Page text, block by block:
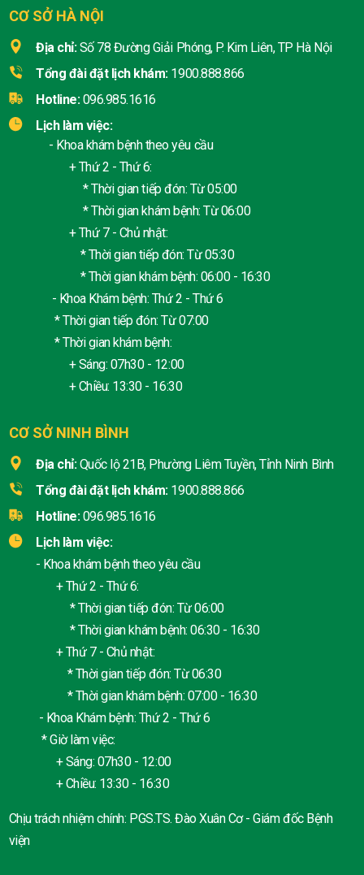
CƠ SỞ HÀ NỘI
Địa chỉ: Số 78 Đường Giải Phóng, P. Kim Liên, TP Hà Nội
Tổng đài đặt lịch khám: 1900.888.866
Hotline: 096.985.1616
Lịch làm việc:
- Khoa khám bệnh theo yêu cầu
+ Thứ 2 - Thứ 6:
* Thời gian tiếp đón: Từ 05:00
* Thời gian khám bệnh: Từ 06:00
+ Thứ 7 - Chủ nhật:
* Thời gian tiếp đón: Từ 05:30
* Thời gian khám bệnh: 06:00 - 16:30
- Khoa Khám bệnh: Thứ 2 - Thứ 6
* Thời gian tiếp đón: Từ 07:00
* Thời gian khám bệnh:
+ Sáng: 07h30 - 12:00
+ Chiều: 13:30 - 16:30
CƠ SỞ NINH BÌNH
Địa chỉ: Quốc lộ 21B, Phường Liêm Tuyền, Tỉnh Ninh Bình
Tổng đài đặt lịch khám: 1900.888.866
Hotline: 096.985.1616
Lịch làm việc:
- Khoa khám bệnh theo yêu cầu
+ Thứ 2 - Thứ 6:
* Thời gian tiếp đón: Từ 06:00
* Thời gian khám bệnh: 06:30 - 16:30
+ Thứ 7 - Chủ nhật:
* Thời gian tiếp đón: Từ 06:30
* Thời gian khám bệnh: 07:00 - 16:30
- Khoa Khám bệnh: Thứ 2 - Thứ 6
* Giờ làm việc:
+ Sáng: 07h30 - 12:00
+ Chiều: 13:30 - 16:30
Chịu trách nhiệm chính: PGS.TS. Đào Xuân Cơ - Giám đốc Bệnh
viện